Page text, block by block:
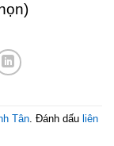
Tân . Đánh dấu liên